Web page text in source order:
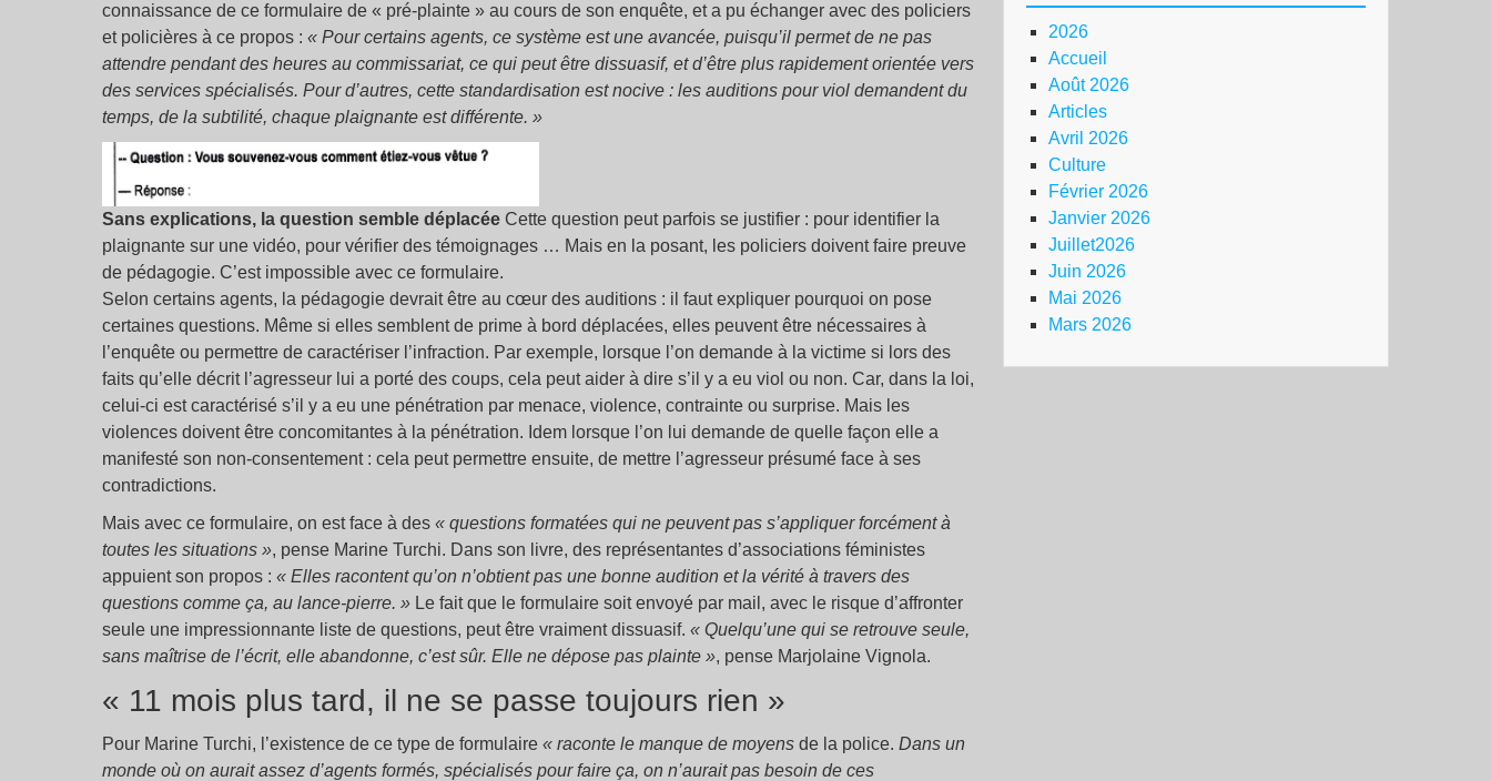
connaissance de ce formulaire de « pré-plainte » au cours de son enquête, et a pu échanger avec des policiers
et policières à ce propos : « Pour certains agents, ce système est une avancée, puisqu’il permet de ne pas
attendre pendant des heures au commissariat, ce qui peut être dissuasif, et d’être plus rapidement orientée vers
des services spécialisés. Pour d’autres, cette standardisation est nocive : les auditions pour viol demandent du
temps, de la subtilité, chaque plaignante est différente. »
Sans explications, la question semble déplacée Cette question peut parfois se justifier : pour identifier la
plaignante sur une vidéo, pour vérifier des témoignages … Mais en la posant, les policiers doivent faire preuve
de pédagogie. C’est impossible avec ce formulaire.
Selon certains agents, la pédagogie devrait être au cœur des auditions : il faut expliquer pourquoi on pose
certaines questions. Même si elles semblent de prime à bord déplacées, elles peuvent être nécessaires à
l’enquête ou permettre de caractériser l’infraction. Par exemple, lorsque l’on demande à la victime si lors des
faits qu’elle décrit l’agresseur lui a porté des coups, cela peut aider à dire s’il y a eu viol ou non. Car, dans la loi,
celui-ci est caractérisé s’il y a eu une pénétration par menace, violence, contrainte ou surprise. Mais les
violences doivent être concomitantes à la pénétration. Idem lorsque l’on lui demande de quelle façon elle a
manifesté son non-consentement : cela peut permettre ensuite, de mettre l’agresseur présumé face à ses
contradictions.
Mais avec ce formulaire, on est face à des « questions formatées qui ne peuvent pas s’appliquer forcément à
toutes les situations », pense Marine Turchi. Dans son livre, des représentantes d’associations féministes
appuient son propos : « Elles racontent qu’on n’obtient pas une bonne audition et la vérité à travers des
questions comme ça, au lance-pierre. » Le fait que le formulaire soit envoyé par mail, avec le risque d’affronter
seule une impressionnante liste de questions, peut être vraiment dissuasif. « Quelqu’une qui se retrouve seule,
sans maîtrise de l’écrit, elle abandonne, c’est sûr. Elle ne dépose pas plainte », pense Marjolaine Vignola.
« 11 mois plus tard, il ne se passe toujours rien »
Pour Marine Turchi, l’existence de ce type de formulaire « raconte le manque de moyens de la police. Dans un
monde où on aurait assez d’agents formés, spécialisés pour faire ça, on n’aurait pas besoin de ces
2026
Accueil
Août 2026
Articles
Avril 2026
Culture
Février 2026
Janvier 2026
Juillet2026
Juin 2026
Mai 2026
Mars 2026